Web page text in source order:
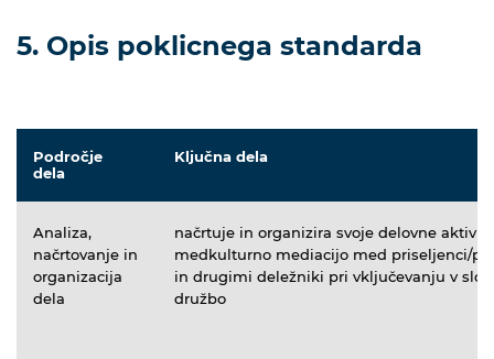
5. Opis poklicnega standarda
Področje
dela
Ključna dela
Analiza,
načrtovanje in
organizacija
dela
načrtuje in organizira svoje delovne
medkulturno mediacijo med priseljenci/
in drugimi deležniki pri vključevanju v
družbo